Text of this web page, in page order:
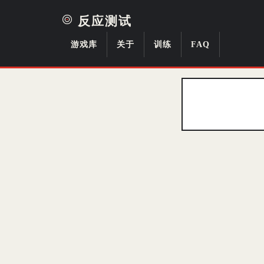
反应测试
游戏库 关于 训练 FAQ